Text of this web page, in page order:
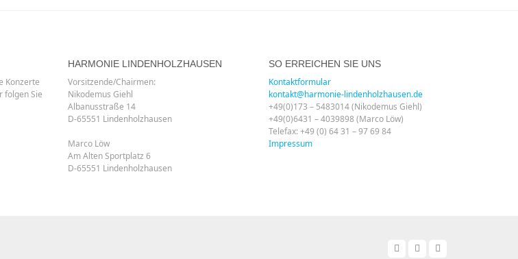
Konzerte
folgen Sie
HARMONIE LINDENHOLZHAUSEN
Vorsitzende/Chairmen:
Nikodemus Giehl
Albanusstraße 14
D-65551 Lindenholzhausen
Marco Löw
Am Alten Sportplatz 6
D-65551 Lindenholzhausen
SO ERREICHEN SIE UNS
Kontaktformular
kontakt@harmonie-lindenholzhausen.de
+49(0)173 – 5483014 (Nikodemus Giehl)
+49(0)6431 – 4039898 (Marco Löw)
Telefax: +49 (0) 64 31 – 97 69 84
Impressum